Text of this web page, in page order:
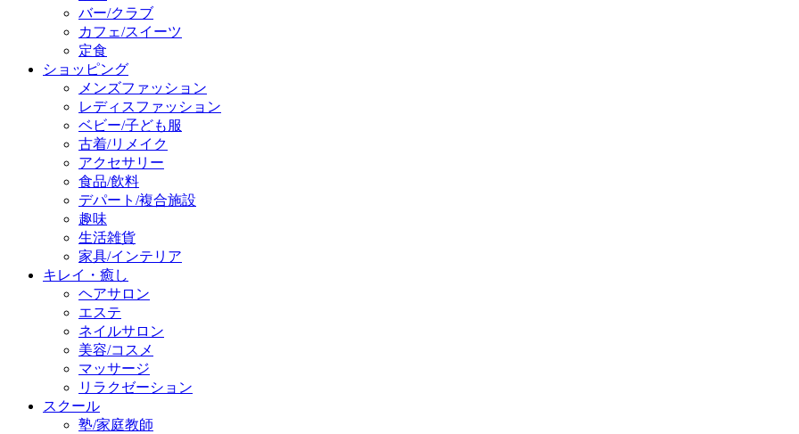
バー/クラブ
カフェ/スイーツ
定食
ショッピング
メンズファッション
レディスファッション
ベビー/子ども服
古着/リメイク
アクセサリー
食品/飲料
デパート/複合施設
趣味
生活雑貨
家具/インテリア
キレイ・癒し
ヘアサロン
エステ
ネイルサロン
美容/コスメ
マッサージ
リラクゼーション
スクール
塾/家庭教師